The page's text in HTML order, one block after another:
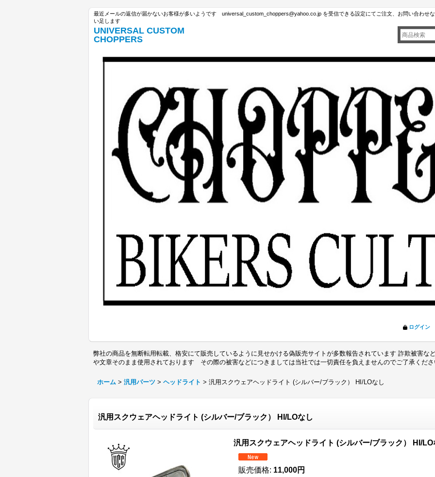
最近メールの返信が届かないお客様が多いようです universal_custom_choppers@yahoo.co.jp を受信できる設定にてご注文、お問い合わせ
い足します
UNIVERSAL CUSTOM
CHOPPERS
ログイン
弊社の商品を無断転用転載、格安にて販売しているように見せかける偽販売サイトが多数報告されています 詐欺被害な
や文章そのまま使用されております その際の被害などにつきましては当社では一切責任を負えませんのでご了承くだ
ホーム > 汎用パーツ > ヘッドライト > 汎用スクウェアヘッドライト (シルバー/ブラック） HI/LOなし
汎用スクウェアヘッドライト (シルバー/ブラック） HI/LOなし
汎用スクウェアヘッドライト (シルバー/ブラック） HI/LO
販売価格: 11,000円